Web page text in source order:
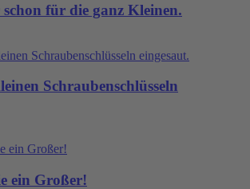
für die ganz Kleinen.
Schraubenschlüsseln
ein Großer!